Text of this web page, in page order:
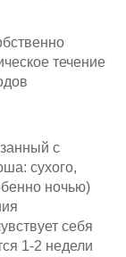
течение
с
сухого,
ночью)
себя
1-2 недели